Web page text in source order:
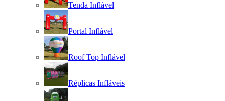
Tenda Inflável
Portal Inflável
Roof Top Inflável
Réplicas Infláveis